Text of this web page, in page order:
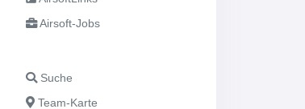
Airsoft-Jobs
Suche
Team-Karte